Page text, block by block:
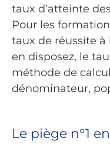
taux d’atteinte
Pour les
taux de réussite
en disposez, le
méthode de
dénominateur,
Le piège n°1